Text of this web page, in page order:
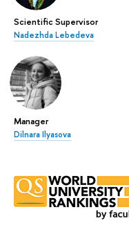
Scientific Supervisor
Nadezhda Lebedeva
Manager
Dilnara Ilyasova